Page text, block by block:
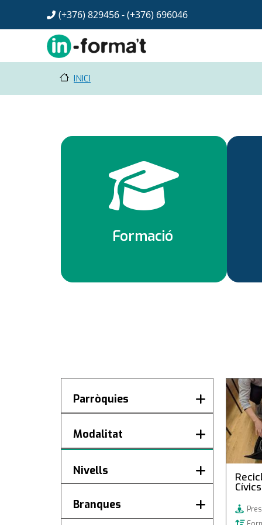
(+376) 829456 - (+376) 696046
INICI
Parròquies
andorra la vella
ordino (1)
Modalitat
Presencial
Nivells
Formació no reglada
Batxillerat (1)
Branques
Formació
Cívics